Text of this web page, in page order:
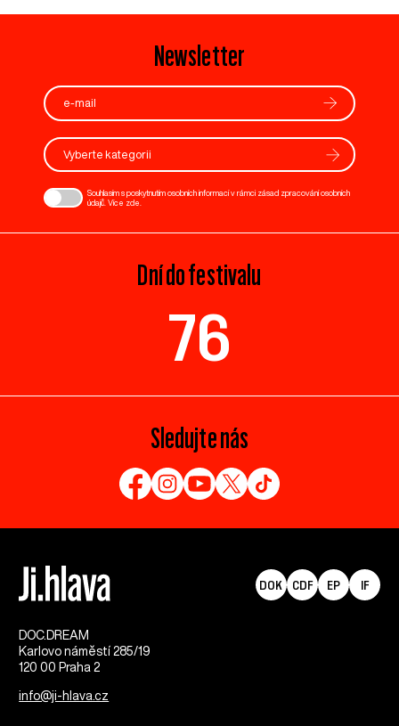
Newsletter
Vyberte kategorii
Souhlasím s poskytnutím osobních informací v rámci zásad zpracování osobních
údajů. Více zde
Dní do festivalu
76
Sledujte nás
DOC.DREAM​
Karlovo náměstí 285/19
120 00 Praha 2
info@ji-hlava.cz
DOK CDF EP IF